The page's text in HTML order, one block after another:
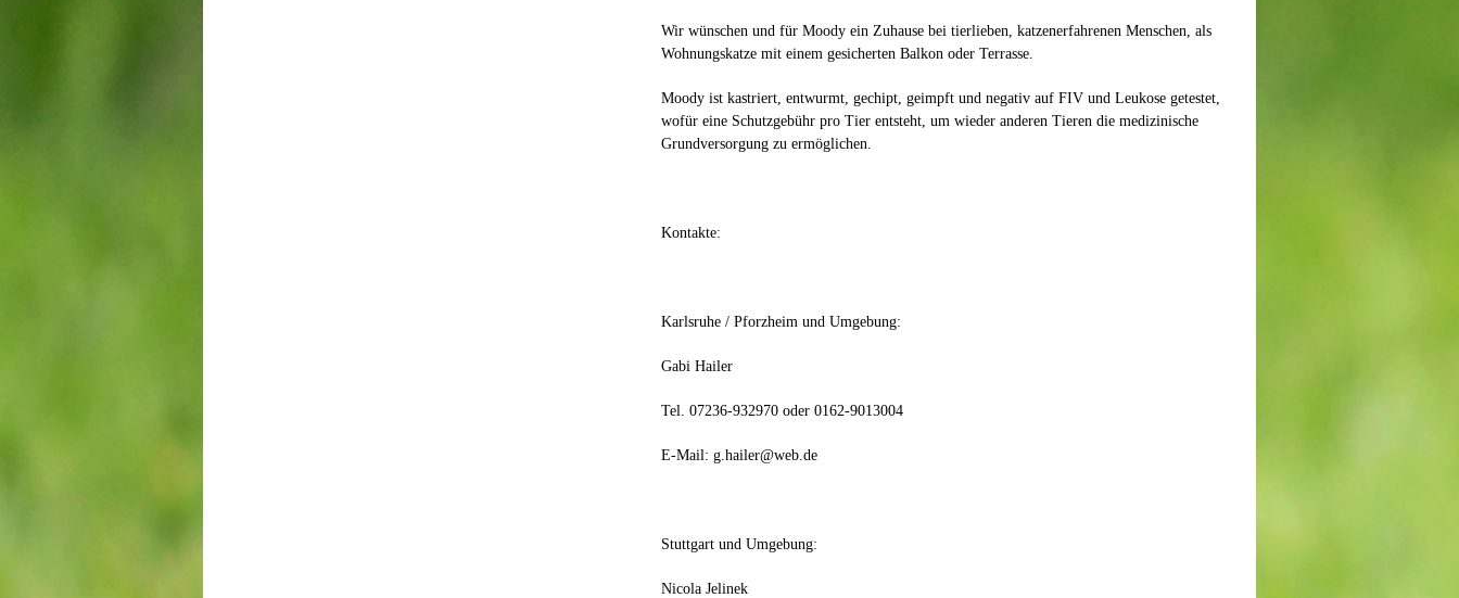
Wir wünschen und für Moody ein Zuhause bei tierlieben, katzenerfahrenen Menschen, als
Wohnungskatze mit einem gesicherten Balkon oder Terrasse.
Moody ist kastriert, entwurmt, gechipt, geimpft und negativ auf FIV und Leukose getestet,
wofür eine Schutzgebühr pro Tier entsteht, um wieder anderen Tieren die medizinische
Grundversorgung zu ermöglichen.
Kontakte:
Karlsruhe / Pforzheim und Umgebung:
Gabi Hailer
Tel. 07236-932970 oder 0162-9013004
E-Mail: g.hailer@web.de
Stuttgart und Umgebung:
Nicola Jelinek